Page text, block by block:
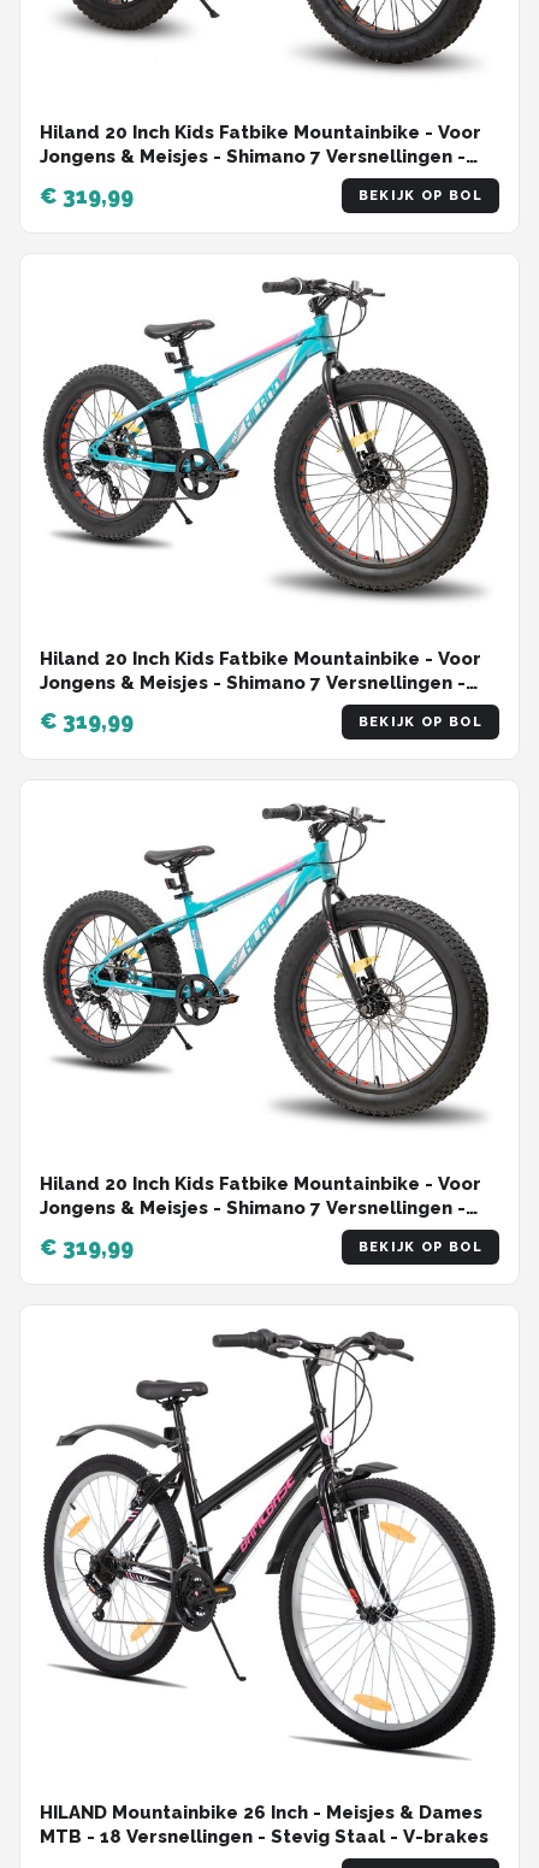
Hiland 20 Inch Kids Fatbike Mountainbike - Voor
Jongens & Meisjes - Shimano 7 Versnellingen -
Dubbele Schijfremmen - Vanaf 5 Jaar - Geschikt
voor buitenactiviteiten in de lente
€ 319,99 BEKIJK OP BOL
Hiland 20 Inch Kids Fatbike Mountainbike - Voor
Jongens & Meisjes - Shimano 7 Versnellingen -
Dubbele Schijfremmen - Vanaf 5 Jaar
€ 319,99 BEKIJK OP BOL
Hiland 20 Inch Kids Fatbike Mountainbike - Voor
Jongens & Meisjes - Shimano 7 Versnellingen -
Dubbele Schijfremmen - Vanaf 5 Jaar
€ 319,99 BEKIJK OP BOL
HILAND Mountainbike 26 Inch - Meisjes & Dames
MTB - 18 Versnellingen - Stevig Staal - V-brakes